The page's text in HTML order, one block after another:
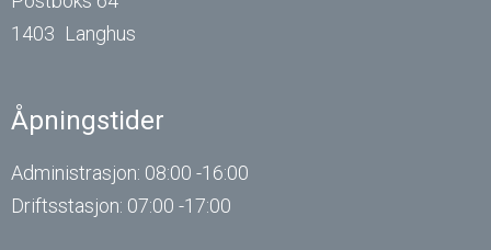
1403 Langhus
Åpningstider
Administrasjon: 08:00 -16:00
Driftsstasjon: 07:00 -17:00